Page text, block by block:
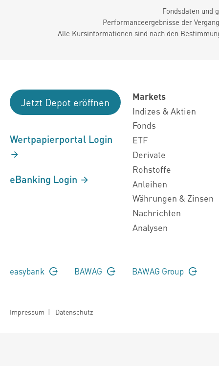
Fondsdaten und
Performanceergebnisse der
Alle Kursinformationen sind nach den
Jetzt Depot eröffnen
Wertpapierportal Login
eBanking Login
Markets
Indizes & Aktien
Fonds
ETF
Derivate
Rohstoffe
Anleihen
Währungen & Zinsen
Nachrichten
Analysen
easybank BAWAG BAWAG Group
Impressum | Datenschutz